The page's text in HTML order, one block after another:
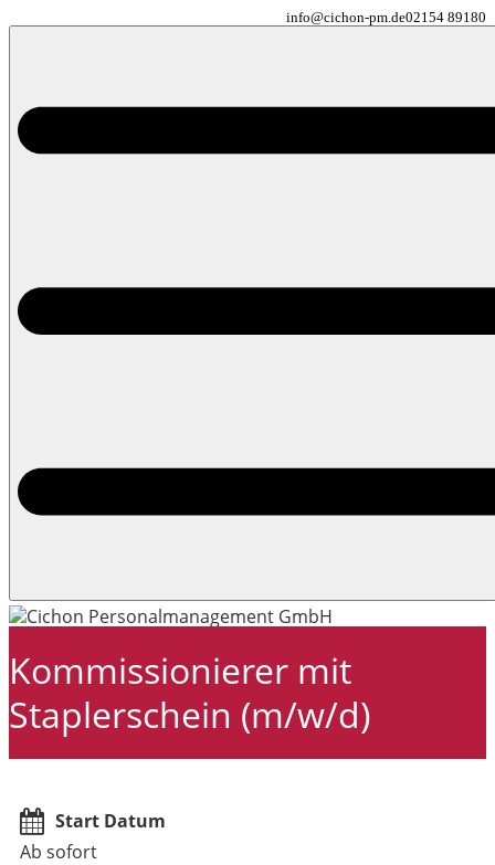
info@cichon-pm.de02154 89180
Kommissionierer mit
Staplerschein (m/w/d)
Start Datum
Ab sofort